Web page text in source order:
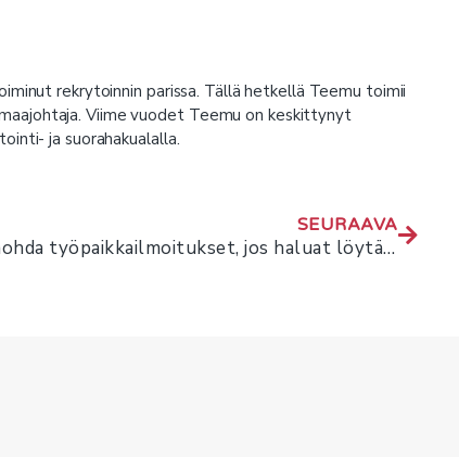
rekrytoinnin parissa. Tällä hetkellä Teemu toimii
Viime vuodet Teemu on keskittynyt
ja suorahakualalla.
SEURAAVA
Unohda työpaikkailmoitukset, jos haluat löytää töitä